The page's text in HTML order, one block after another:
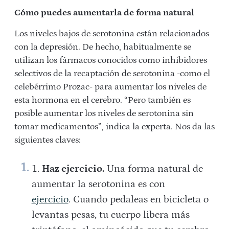
Cómo puedes aumentarla de forma natural
Los niveles bajos de serotonina están relacionados
con la depresión. De hecho, habitualmente se
utilizan los fármacos conocidos como inhibidores
selectivos de la recaptación de serotonina -como el
celebérrimo Prozac- para aumentar los niveles de
esta hormona en el cerebro. “Pero también es
posible aumentar los niveles de serotonina sin
tomar medicamentos”, indica la experta. Nos da las
siguientes claves:
Haz ejercicio.Una forma natural de
aumentar la serotonina es con
ejercicio. Cuando pedaleas en bicicleta o
levantas pesas, tu cuerpo libera más